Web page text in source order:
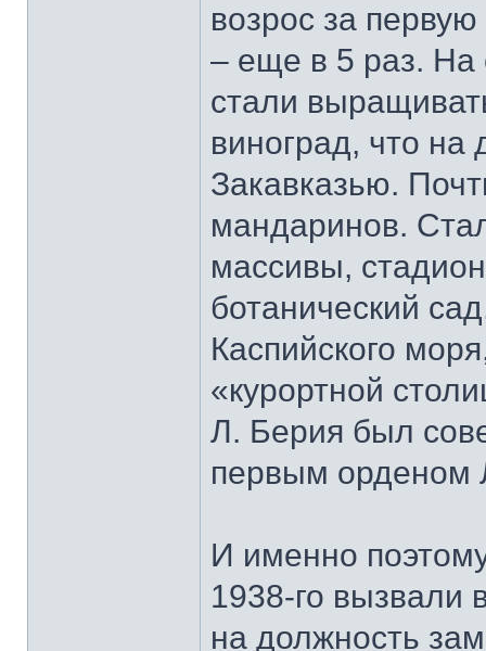
возрос за
– еще в 5 раз. На
стали
виноград, что на
Закавказью.
мандаринов.
массивы,
ботанический
Каспийского
«курортной
Л. Берия был
первым орденом
И именно
1938-го вызвали
на должность